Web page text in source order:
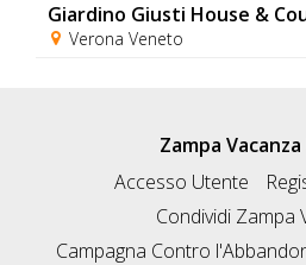
Giardino Giusti House &
Verona Veneto
Zampa
Accesso Utente
Condividi Zampa
Campagna Contro